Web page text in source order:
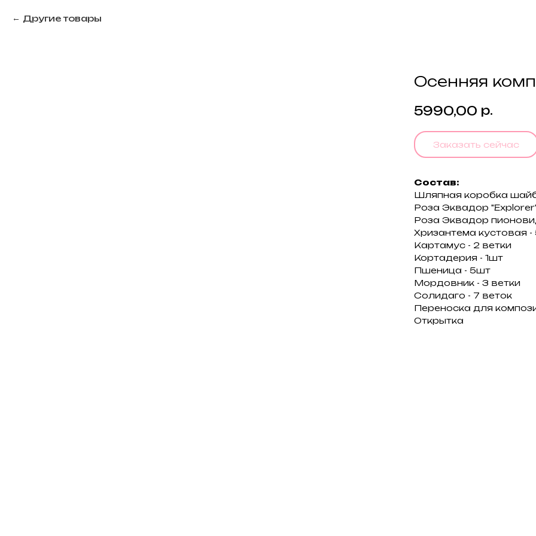
Другие товары
Осенняя
5990,00 р.
Заказать сейчас
Состав:
Шляпная коробка
Роза Эквадор
Роза Эквадор
Хризантема кустовая -
Картамус - 2 ветки
Кортадерия - 1шт
Пшеница - 5шт
Мордовник - 3 ветки
Солидаго - 7 веток
Переноска для
Открытка